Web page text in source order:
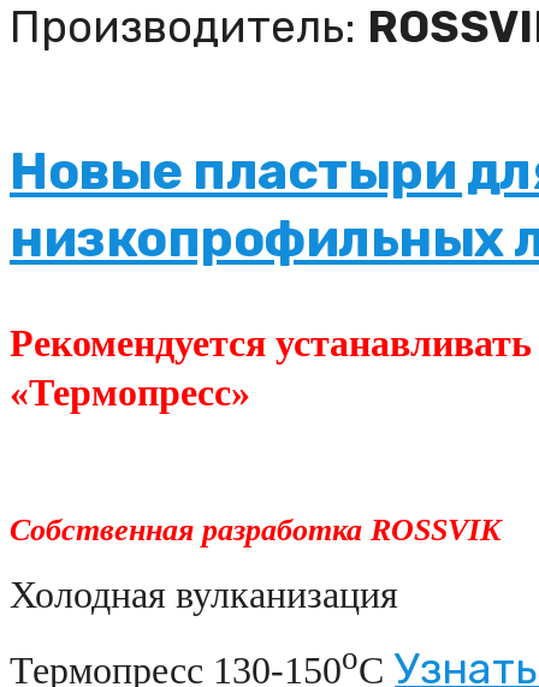
Производитель:
Новые пластыри
низкопрофильных
Рекомендуется
«Термопресс»
Собственная разработка ROSSVIK
Холодная вулканизация
Термопресс 130-150оС